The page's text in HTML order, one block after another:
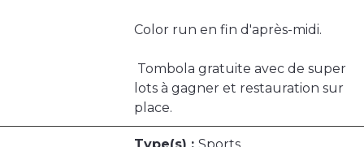
Color run en fin d'après-midi.
️ Tombola gratuite avec de super
lots à gagner et restauration sur
place.